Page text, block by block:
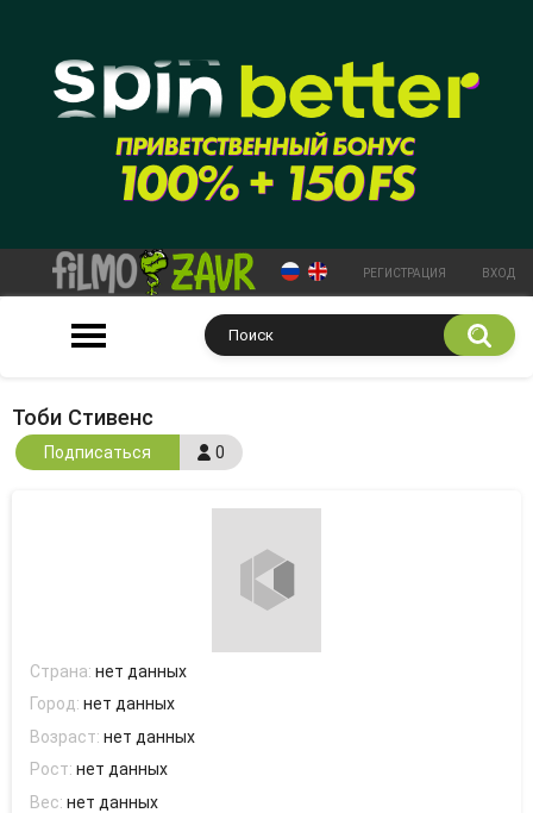
РЕГИСТРАЦИЯ ВХОД
Тоби Стивенс
0
Подписаться
Страна:нет данных
Город:нет данных
Возраст:нет данных
Рост:нет данных
Вес:нет данных